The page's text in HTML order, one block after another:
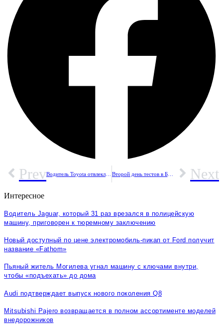
Prev Водитель Toyota отвлеклась на звонок телефона, проехала на красный и сбила пешехода, которая также смотрела на экран телефона Второй день тестов в Бахрейне: результаты и не только Next
Интересное
Водитель Jaguar, который 31 раз врезался в полицейскую
машину, приговорен к тюремному заключению
Новый доступный по цене электромобиль-пикап от Ford получит
название «Fathom»
Пьяный житель Могилева угнал машину с ключами внутри,
чтобы «подъехать» до дома
Audi подтверждает выпуск нового поколения Q8
Mitsubishi Pajero возвращается в полном ассортименте моделей
внедорожников